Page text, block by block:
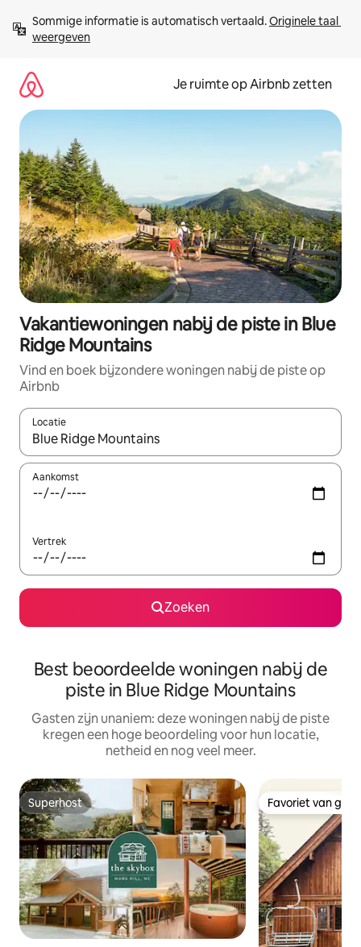
direct
naar
Sommige informatie is automatisch vertaald. Originele taal
weergeven
Je ruimte op Airbnb zetten
Vakantiewoningen nabij de piste in Blue
Ridge Mountains
Vind en boek bijzondere woningen nabij de piste op
Airbnb
Locatie
Wanneer er suggesties beschikbaar zijn, maak je een keuze
Aankomst
Vertrek
Zoeken
Best beoordeelde woningen nabij de
piste in Blue Ridge Mountains
Gasten zijn unaniem: deze woningen nabij de piste
kregen een hoge beoordeling voor hun locatie,
netheid en nog veel meer.
Superhost
Superhost Favoriet van
Favoriet van